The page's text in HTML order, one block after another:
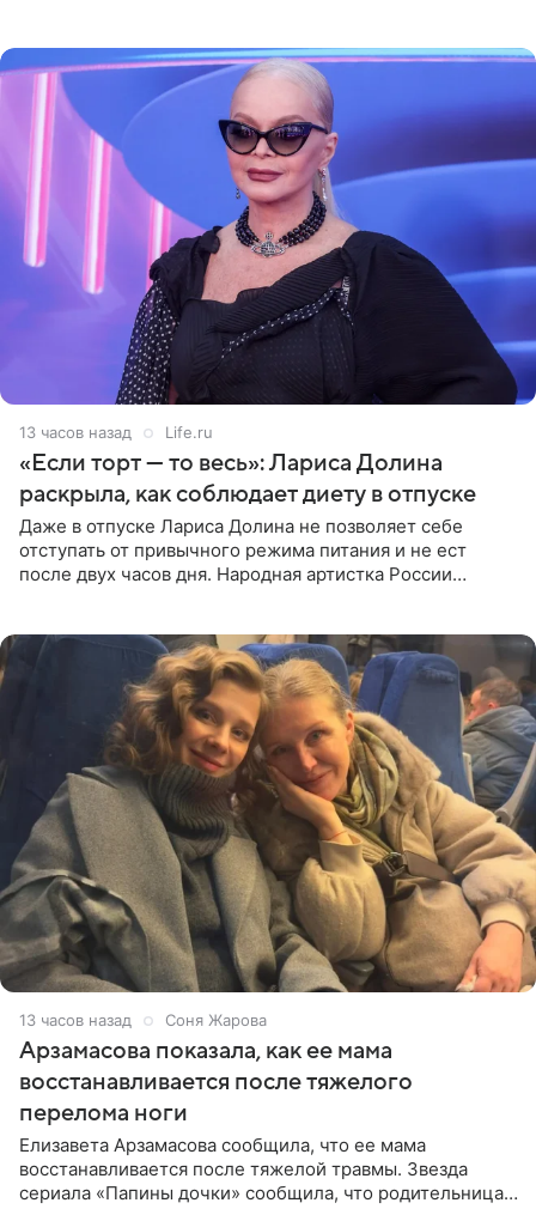
13 часов назад Life.ru
«Если торт — то весь»: Лариса Долина
раскрыла, как соблюдает диету в отпуске
Даже в отпуске Лариса Долина не позволяет себе
отступать от привычного режима питания и не ест
после двух часов дня. Народная артистка России
13 часов назад Соня Жарова
Арзамасова показала, как ее мама
восстанавливается после тяжелого
перелома ноги
Елизавета Арзамасова сообщила, что ее мама
восстанавливается после тяжелой травмы. Звезда
сериала «Папины дочки» сообщила, что родительница